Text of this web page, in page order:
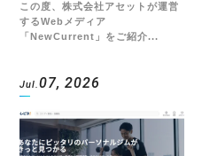
この度、株式会社アセットが運営
するWebメディア
「NewCurrent」をご紹介...
Jul.07, 2026